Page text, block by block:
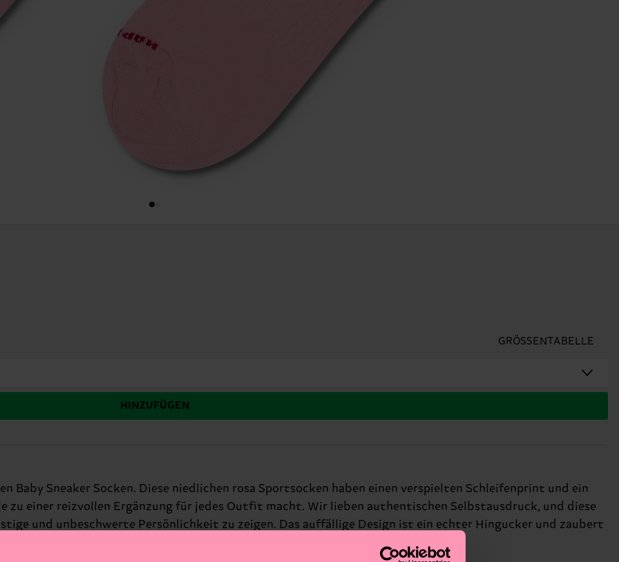
GRÖSSENTABELLE
HINZUFÜGEN
Baby Sneaker Socken. Diese niedlichen rosa Sportsocken haben einen verspielten Schleifenprint und ein
zu einer reizvollen Ergänzung für jedes Outfit macht. Wir lieben authentischen Selbstausdruck, und diese
und unbeschwerte Persönlichkeit zu zeigen. Das auffällige Design ist ein echter Hingucker und zaubert
frischgebackene Mütter und sportliche Fashionistas.